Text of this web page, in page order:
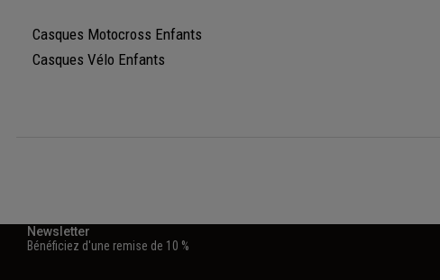
Casques Motocross Enfants
Casques Vélo Enfants
Newsletter
Bénéficiez d'une remise de 10 %